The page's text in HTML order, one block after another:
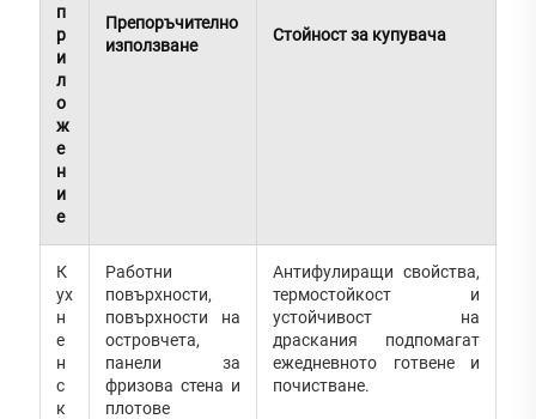
п
р
и
л
о
ж
е
н
и
е
Препоръчително
използване
Стойност за купувача
К
ух
н
е
н
с
к
Работни
повърхности,
повърхности на
островчета,
панели за
фризова стена и
плотове
Антифулиращи свойства,
термостойкост и
устойчивост на
драскания подпомагат
ежедневното готвене и
почистване.